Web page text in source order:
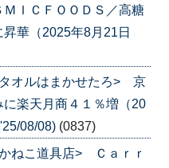
ＩＣＦＯＯＤＳ／高糖
華（2025年8月21日
オルはまかせたろ> 京
楽天月商４１％増（20
08/08) (0837)
ねこ道具店> Ｃａｒｒ